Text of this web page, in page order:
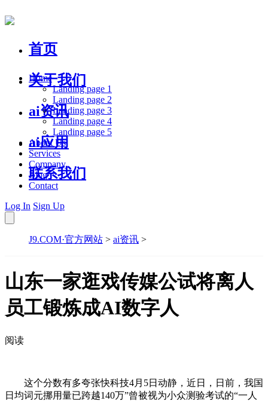
首页
关于我们
ai资讯
ai应用
联系我们
Home
Landing page 1
Landing page 2
Landing page 3
Landing page 4
Landing page 5
About Us
Services
Company
Blog
Contact
Log In Sign Up
J9.COM·官方网站 > ai资讯 >
山东一家逛戏传媒公试将离人
员工锻炼成AI数字人
阅读
这个分数有多夸张快科技4月5日动静，近日，日前，我国
日均词元挪用量已跨越140万”曾被视为小众测验考试的“一人